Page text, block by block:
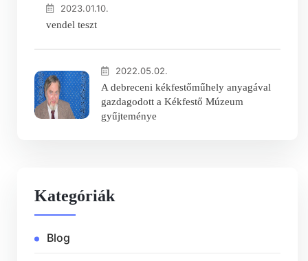
2023.01.10.
vendel teszt
2022.05.02.
A debreceni kékfestőműhely anyagával
gazdagodott a Kékfestő Múzeum
gyűjteménye
Kategóriák
Blog